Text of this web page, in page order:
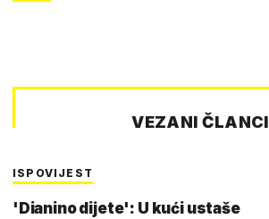
VEZANI ČLANCI
ISPOVIJEST
'Dianino dijete': U kući ustaše